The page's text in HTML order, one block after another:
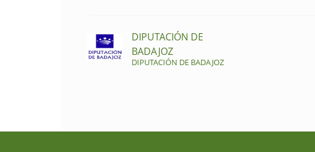
DIPUTACIÓN DE
BADAJOZ
DIPUTACIÓN DE BADAJOZ